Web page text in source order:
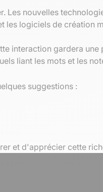
Les nouvelles
les logiciels de création
interaction gardera
liant les mots et les
suggestions :
et d'apprécier cette